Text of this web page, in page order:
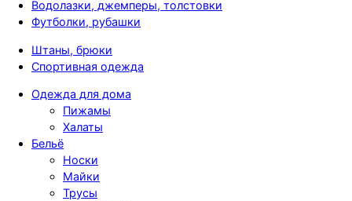
Водолазки, джемперы, толстовки
Футболки, рубашки
Штаны, брюки
Спортивная одежда
Одежда для дома
Пижамы
Халаты
Бельё
Носки
Майки
Трусы